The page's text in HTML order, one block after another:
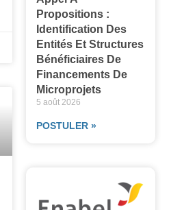
Propositions :
Identification Des
Entités Et Structures
Bénéficiaires De
Financements De
Microprojets
5 août 2026
POSTULER »